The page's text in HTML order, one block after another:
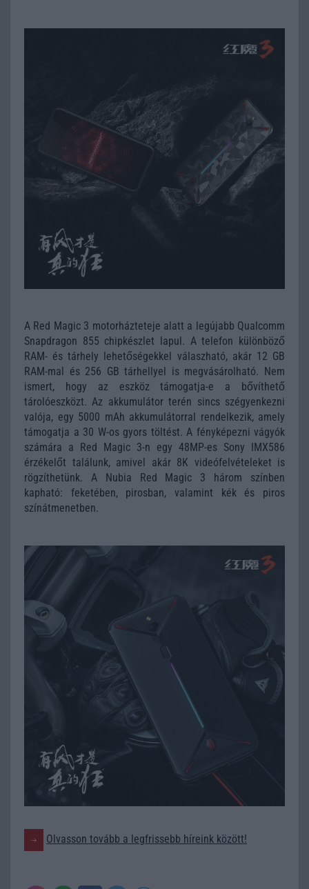
A Red Magic 3 motorházteteje alatt a legújabb Qualcomm
Snapdragon 855 chipkészlet lapul. A telefon különböző
RAM- és tárhely lehetőségekkel válaszható, akár 12 GB
RAM-mal és 256 GB tárhellyel is megvásárolható. Nem
ismert, hogy az eszköz támogatja-e a bővíthető
tárolóeszközt. Az akkumulátor terén sincs szégyenkezni
valója, egy 5000 mAh akkumulátorral rendelkezik, amely
támogatja a 30 W-os gyors töltést. A fényképezni vágyók
számára a Red Magic 3-n egy 48MP-es Sony IMX586
érzékelőt találunk, amivel akár 8K videófelvételeket is
rögzíthetünk. A Nubia Red Magic 3 három színben
kapható: feketében, pirosban, valamint kék és piros
színátmenetben.
Olvasson tovább a legfrissebb híreink között!